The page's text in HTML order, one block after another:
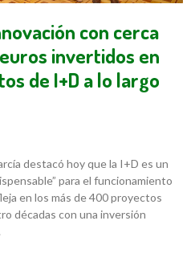
con cerca
invertidos en
de I+D a lo largo
destacó hoy que la I+D es un
para el funcionamiento
en los más de 400 proyectos
décadas con una inversión